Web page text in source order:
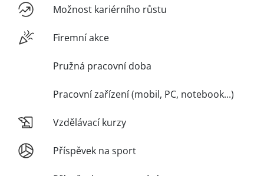
Možnost kariérního růstu
Firemní akce
Pružná pracovní doba
Pracovní zařízení (mobil, PC, notebook...)
Vzdělávací kurzy
Příspěvek na sport